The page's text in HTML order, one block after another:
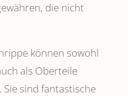
die nicht
können sowohl
als Oberteile
Sie sind fantastische